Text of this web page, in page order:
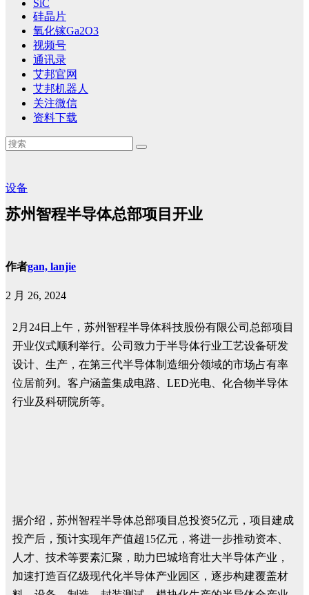
SiC
硅晶片
氧化镓Ga2O3
视频号
通讯录
艾邦官网
艾邦机器人
关注微信
资料下载
设备
苏州智程半导体总部项目开业
作者gan, lanjie
2 月 26, 2024
2月24日上午，苏州智程半导体科技股份有限公司总部项目
开业仪式顺利举行。公司致力于半导体行业工艺设备研发
设计、生产，在第三代半导体制造细分领域的市场占有率
位居前列。客户涵盖集成电路、LED光电、化合物半导体
行业及科研院所等。
据介绍，苏州智程半导体总部项目总投资5亿元，项目建成
投产后，预计实现年产值超15亿元，将进一步推动资本、
人才、技术等要素汇聚，助力巴城培育壮大半导体产业，
加速打造百亿级现代化半导体产业园区，逐步构建覆盖材